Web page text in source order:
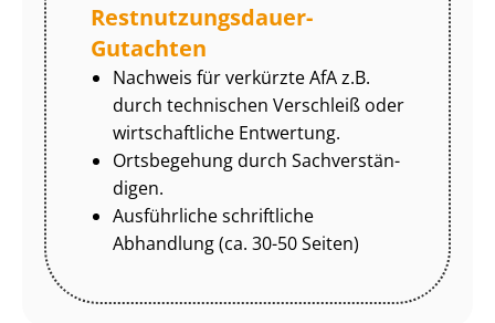
Rest­nut­zungs­dau­er-
Gutachten
Nachweis für verkürzte AfA z.B.
durch technischen Verschleiß oder
wirtschaftliche Entwertung.
Ortsbegehung durch Sach­ver­stän­
di­gen.
Ausführliche schriftliche
Abhandlung (ca. 30-50 Seiten)